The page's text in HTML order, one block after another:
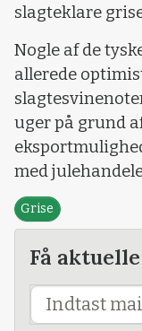
slagteklare
Nogle af de
allerede
uger på grund
med
Grise
Få